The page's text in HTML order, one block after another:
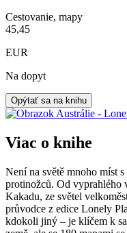
Cestovanie, mapy
45,45
EUR
Na dopyt
Opýtať sa na knihu
Viac o knihe
Není na světě mnoho míst
protinožců. Od vyprahlého
Kakadu, ze světel
průvodce z edice Lonely
kdokoli jiný – je klíčem k